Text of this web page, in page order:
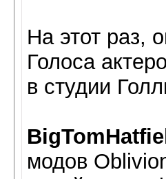
На этот раз,
Голоса
в студии
модов